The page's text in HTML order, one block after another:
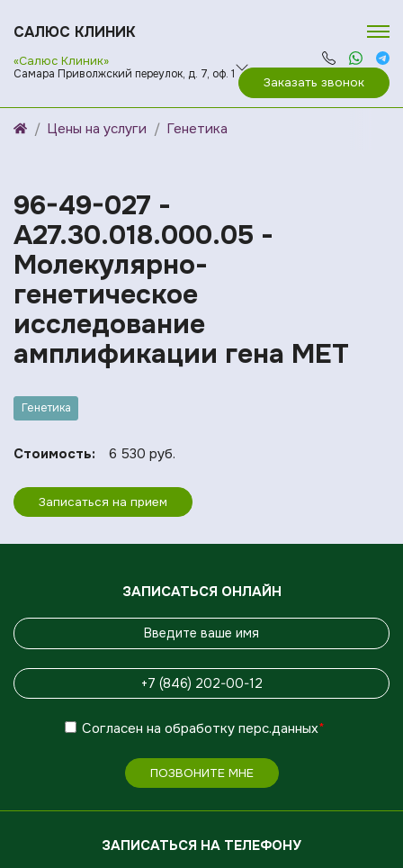
САЛЮС КЛИНИК
«Салюс Клиник»
Самара Приволжский переулок, д. 7, оф. 1
Заказать звонок
Цены на услуги Генетика
96-49-027 -
A27.30.018.000.05 -
Молекулярно-
генетическое
исследование
амплификации гена MET
Генетика
Стоимость: 6 530 руб.
Записаться на прием
ЗАПИСАТЬСЯ ОНЛАЙН
Согласен на обработку перс.данных*
ПОЗВОНИТЕ МНЕ
ЗАПИСАТЬСЯ НА ТЕЛЕФОНУ